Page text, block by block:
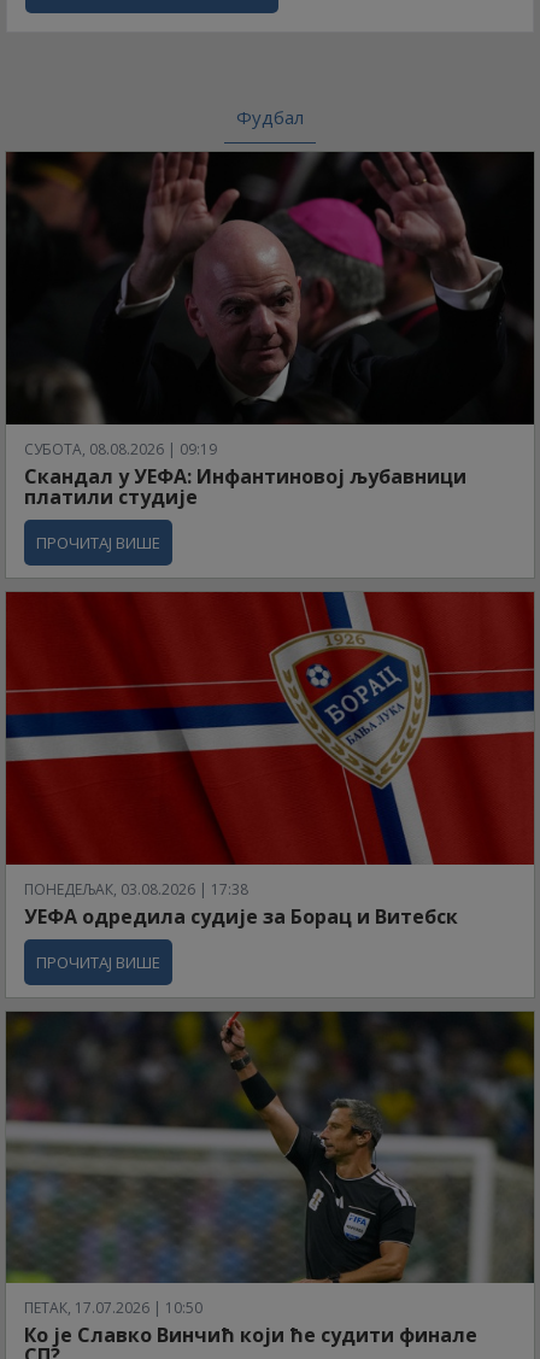
Фудбал
СУБОТА, 08.08.2026 | 09:19
Скандал у УЕФА: Инфантиновој љубавници
платили студије
ПРОЧИТАЈ ВИШЕ
ПОНЕДЕЉАК, 03.08.2026 | 17:38
УЕФА одредила судије за Борац и Витебск
ПРОЧИТАЈ ВИШЕ
ПЕТАК, 17.07.2026 | 10:50
Ко је Славко Винчић који ће судити финале